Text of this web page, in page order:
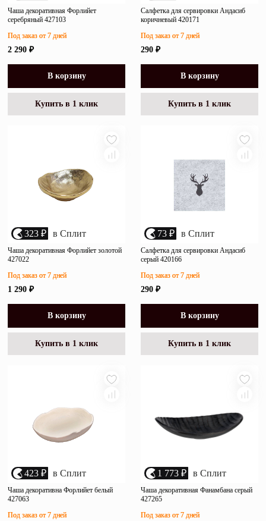
Чаша декоративная Форлийет
серебряный 427103
2 290 ₽
Под заказ от 7 дней
В корзину
Купить в 1 клик
Салфетка для сервировки Андасиб
коричневый 420171
290 ₽
Под заказ от 7 дней
В корзину
Купить в 1 клик
323 ₽ в Сплит
Чаша декоративная Форлийет золотой
427022
1 290 ₽
Под заказ от 7 дней
В корзину
Купить в 1 клик
73 ₽ в Сплит
Салфетка для сервировки Андасиб
серый 420166
290 ₽
Под заказ от 7 дней
В корзину
Купить в 1 клик
423 ₽ в Сплит
Чаша декоративна Форлийет белый
427063
Под заказ от 7 дней
1 773 ₽ в Сплит
Чаша декоративная Фанамбана серый
427265
Под заказ от 7 дней